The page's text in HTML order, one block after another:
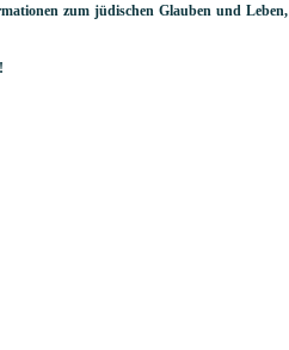
zum jüdischen Glauben und Leben,